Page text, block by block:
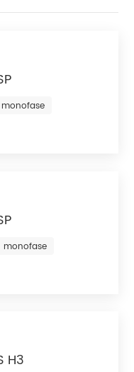
monofase
monofase
H3